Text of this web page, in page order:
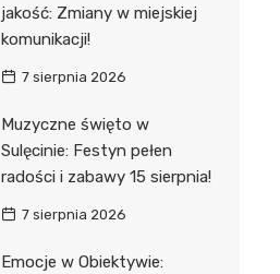
jakość: Zmiany w miejskiej
komunikacji!
7 sierpnia 2026
Muzyczne święto w
Sulęcinie: Festyn pełen
radości i zabawy 15 sierpnia!
7 sierpnia 2026
Emocje w Obiektywie: